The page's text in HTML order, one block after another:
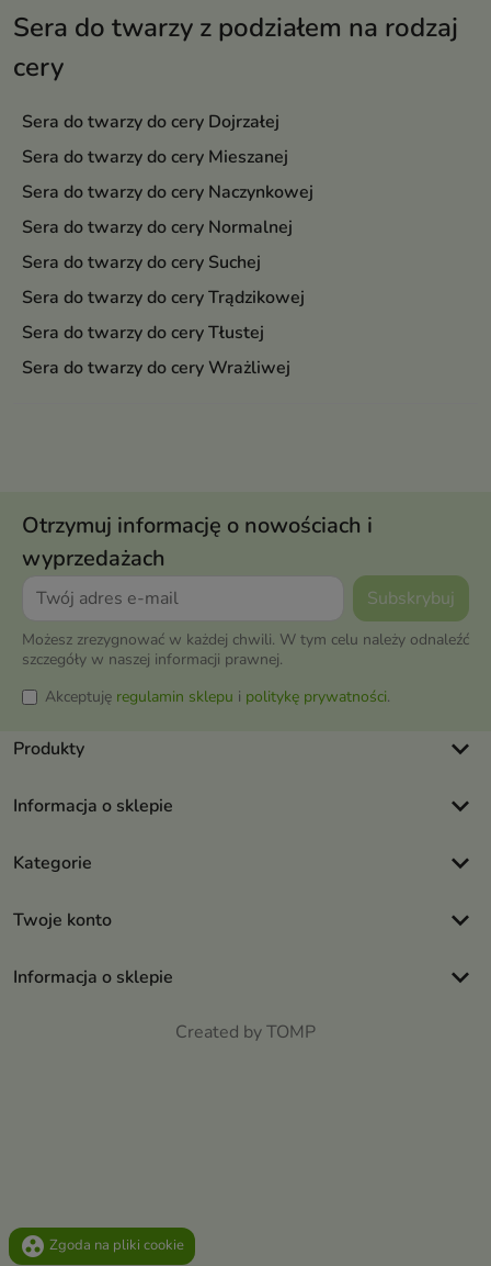
Sera do twarzy z podziałem na rodzaj
cery
Sera do twarzy do cery Dojrzałej
Sera do twarzy do cery Mieszanej
Sera do twarzy do cery Naczynkowej
Sera do twarzy do cery Normalnej
Sera do twarzy do cery Suchej
Sera do twarzy do cery Trądzikowej
Sera do twarzy do cery Tłustej
Sera do twarzy do cery Wrażliwej
Otrzymuj informację o nowościach i
wyprzedażach
Możesz zrezygnować w każdej chwili. W tym celu należy odnaleźć
szczegóły w naszej informacji prawnej.
Akceptuję regulamin sklepu i politykę prywatności.
Produkty keyboard_arrow_down
Informacja o sklepie keyboard_arrow_down
Kategorie keyboard_arrow_down
Twoje konto keyboard_arrow_down
Informacja o sklepie keyboard_arrow_down
Created by TOMP
group_work Zgoda na pliki cookie